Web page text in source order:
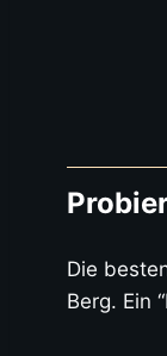
Die
Berg. Ein